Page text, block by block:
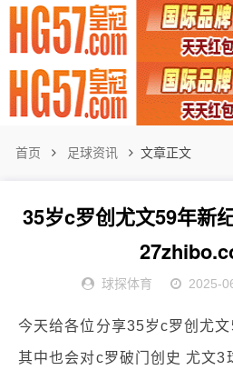
首页 足球资讯 文章正文
35岁c罗创尤文59年新
球探体育 2025-
今天给各位分享35岁c罗创尤文
其中也会对c罗破门创史 尤文3